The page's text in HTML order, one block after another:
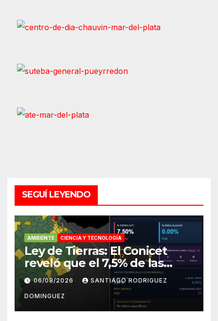
SEGUÍ LEYENDO
AMBIENTE CIENCIA Y TECNOLOGÍA
Ley de Tierras: El Conicet
reveló que el 7,5% de las
tierras rurales de Mar del
Plata pertenecen a
extranjeros
06/08/2026 SANTIAGO RODRIGUEZ
DOMINGUEZ